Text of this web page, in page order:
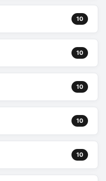
10
10
10
10
10